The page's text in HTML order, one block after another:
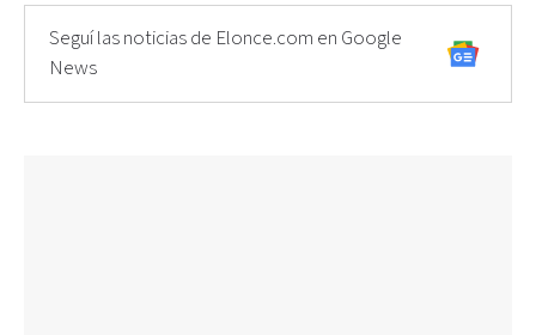
Seguí las noticias de Elonce.com en Google
News